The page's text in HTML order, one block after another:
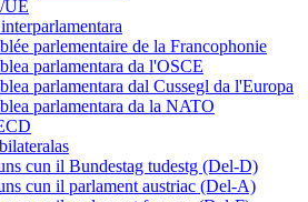
parlementaire de la Francophonie
parlamentara da l'OSCE
parlamentara dal Cussegl da l'Europa
parlamentara da la NATO
cun il Bundestag tudestg (Del-D)
cun il parlament austriac (Del-A)